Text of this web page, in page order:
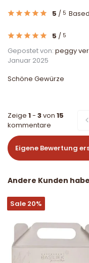
5 / 5
5 / 5
Gepostet von: peggy
Januar 2025
Schöne Gewürze
Zeige 1- 3von 15
kommentare
Eigene Bewertung
Andere Kunden
Sale 20%